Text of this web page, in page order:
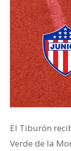
El Tiburón
Verde de la